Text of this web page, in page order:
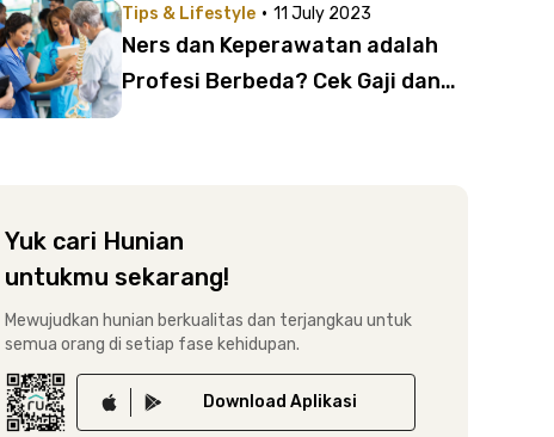
Tips & Lifestyle · 11 July 2023
Ners dan Keperawatan adalah
Profesi Berbeda? Cek Gaji dan
Yuk cari Hunian
untukmu sekarang!
Mewujudkan hunian berkualitas dan terjangkau untuk
semua orang di setiap fase kehidupan.
Download Aplikasi